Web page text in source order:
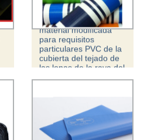
sombra al aire libre
material modificada
para requisitos
particulares PVC de la
cubierta del tejado de
las lonas de la raya del